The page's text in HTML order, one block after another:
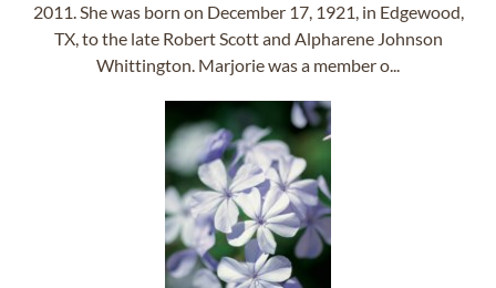
2011. She was born on December 17, 1921, in Edgewood,
TX, to the late Robert Scott and Alpharene Johnson
Whittington. Marjorie was a member o...